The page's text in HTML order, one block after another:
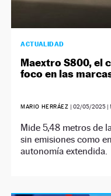
ACTUALIDAD
Maextro S800, el
foco en las
MARIO HERRÁEZ | 02/05/2025|
Mide 5,48 metros de
sin emisiones como
autonomía extendida.